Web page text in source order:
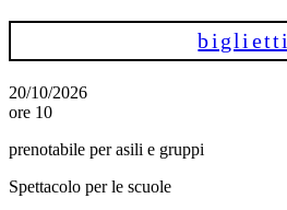
biglietti
20/10/2026
ore 10
prenotabile per asili e gruppi
Spettacolo per le scuole